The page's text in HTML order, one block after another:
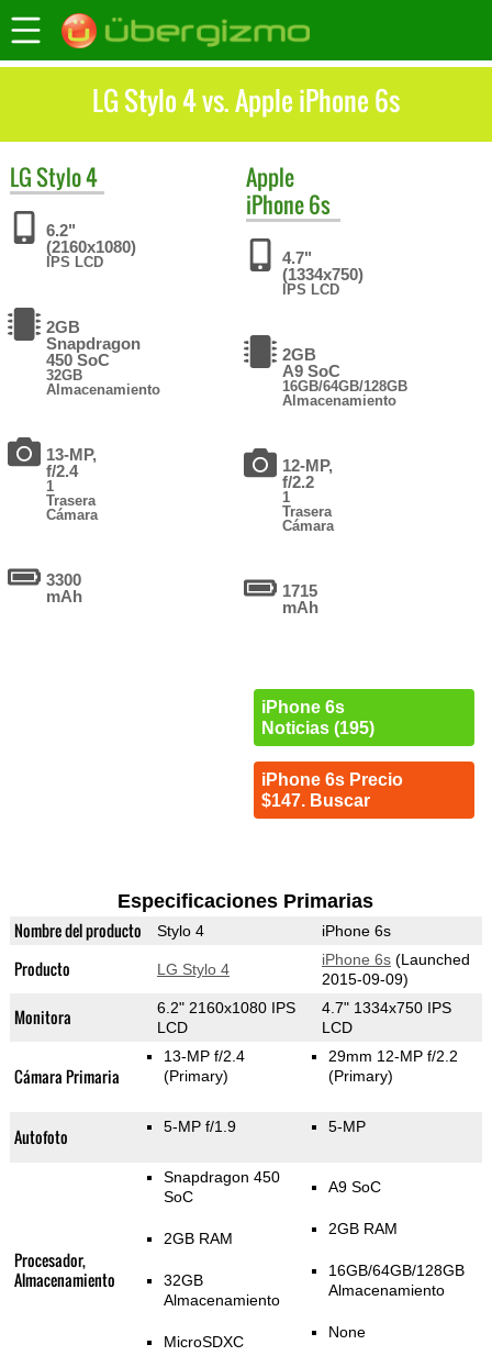
LG Stylo 4 vs. Apple iPhone 6s
LGStylo 4
6.2"
(2160x1080)
IPS LCD
2GB
Snapdragon
450 SoC
32GB
Almacenamiento
13-MP,
f/2.4
1
Trasera
Cámara
3300
mAh
Apple
iPhone 6s
4.7"
(1334x750)
IPS LCD
2GB
A9 SoC
16GB/64GB/128GB
Almacenamiento
12-MP,
f/2.2
1
Trasera
Cámara
1715
mAh
iPhone 6s
Noticias (195)
iPhone 6s Precio
$147. Buscar
Especificaciones Primarias
Nombre del producto Stylo 4 iPhone 6s
Producto LG Stylo 4
iPhone 6s(Launched
2015-09-09)
Monitora
6.2" 2160x1080 IPS
LCD
4.7" 1334x750 IPS
LCD
Cámara Primaria
13-MP f/2.4
(Primary)
29mm 12-MP f/2.2
(Primary)
Autofoto 5-MP f/1.9 5-MP
Procesador,
Almacenamiento
Snapdragon 450
SoC
2GB RAM
32GB
Almacenamiento
MicroSDXC
A9 SoC
2GB RAM
16GB/64GB/128GB
Almacenamiento
None